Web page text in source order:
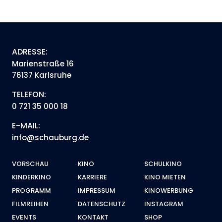
ADRESSE:
Marienstraße 16
76137 Karlsruhe
TELEFON:
0 721 35 000 18
E-MAIL:
info@schauburg.de
VORSCHAU
KINDERKINO
PROGRAMM
FILMREIHEN
EVENTS
KINO
KARRIERE
IMPRESSUM
DATENSCHUTZ
KONTAKT
SCHULKINO
KINO MIETEN
KINOWERBUNG
INSTAGRAM
SHOP